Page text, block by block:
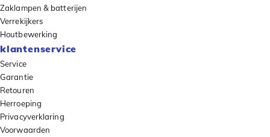
Zaklampen & batterijen
Verrekijkers
Houtbewerking
klantenservice
Service
Garantie
Retouren
Herroeping
Privacyverklaring
Voorwaarden